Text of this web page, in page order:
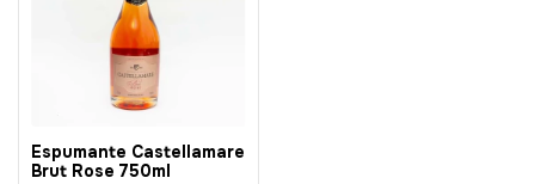
Espumante Castellamare
Brut Rose 750ml